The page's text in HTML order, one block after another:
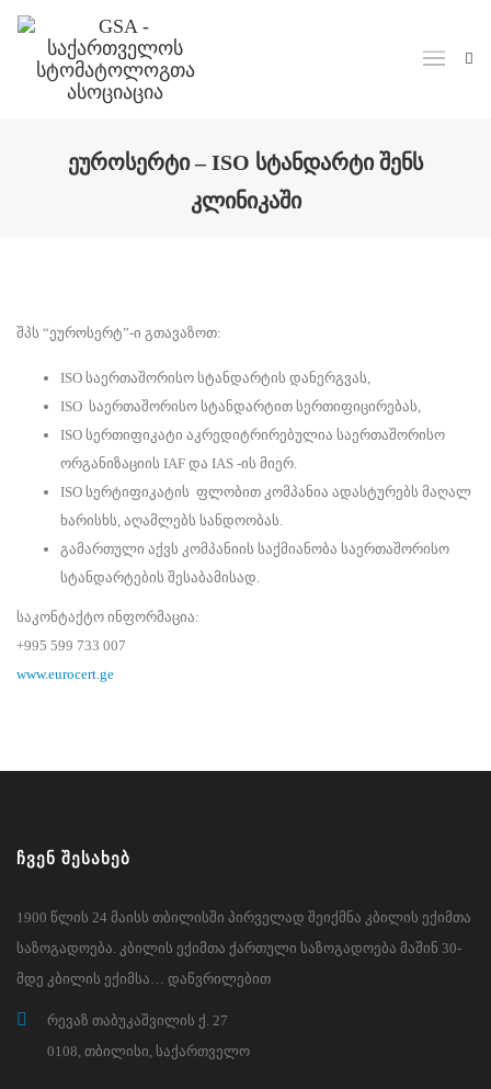
ᲔᲣᲠᲝᲡᲔᲠᲢᲘ – ISO ᲡᲢᲐᲜᲓᲐᲠᲢᲘ ᲨᲔᲜᲡ
ᲙᲚᲘᲜᲘᲙᲐᲨᲘ
შპს “ეუროსერტ”-ი გთავაზოთ:
ISO საერთაშორისო სტანდარტის დანერგვას,
ISO საერთაშორისო სტანდარტით სერთიფიცირებას,
ISO სერთიფიკატი აკრედიტრირებულია საერთაშორისო
ორგანიზაციის IAF და IAS -ის მიერ.
ISO სერტიფიკატის ფლობით კომპანია ადასტურებს მაღალ
ხარისხს, აღამლებს სანდოობას.
გამართული აქვს კომპანიის საქმიანობა საერთაშორისო
სტანდარტების შესაბამისად.
საკონტაქტო ინფორმაცია:
+995 599 733 007
www.eurocert.ge
ᲩᲕᲔᲜ ᲨᲔᲡᲐᲮᲔᲑ
1900 წლის 24 მაისს თბილისში პირველად შეიქმნა კბილის ექიმთა
საზოგადოება. კბილის ექიმთა ქართული საზოგადოება მაშინ 30-
მდე კბილის ექიმსა… დაწვრილებით
რევაზ თაბუკაშვილის ქ. 27
0108, თბილისი, საქართველო